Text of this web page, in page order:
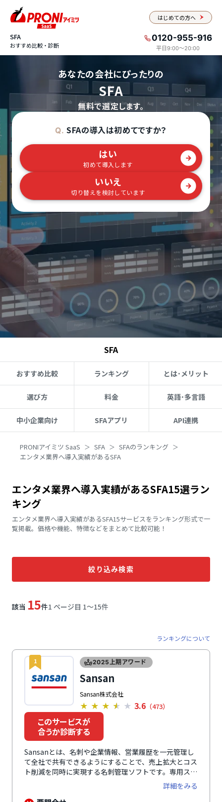
はじめての方へ
SFA
おすすめ比較・診断
0120-955-916
平日9:00〜20:00
あなたの会社にぴったりの
SFA
無料で選定します。
Q. SFAの導入は初めてですか？
はい
初めて導入します
いいえ
切り替えを検討しています
SFA
おすすめ比較 ランキング とは･メリット
選び方 料金 英語･多言語
中小企業向け SFAアプリ API連携
PRONIアイミツ SaaS SFA
SFAのランキング
エンタメ業界へ導入実績があるSFA
エンタメ業界へ導入実績があるSFA15選ラン
キング
エンタメ業界へ導入実績があるSFA15サービスをランキング形式で一
覧掲載。価格や機能、特徴などをまとめて比較可能！
絞り込み検索
該当 15件1 ページ目 1〜15件
ランキングについて
1 2025上期アワード
Sansan
Sansan株式会社
★ ★ ★ ★ ★ 3.6 （473）
このサービスが
合うか診断する
Sansanとは、名刺や企業情報、営業履歴を一元管理し
て全社で共有できるようにすることで、売上拡大とコス
ト削減を同時に実現する名刺管理ソフトです。専用スキ
ャナーまたはスマートフォンで名刺をスキャンして
Sansanに登録すると、高度なAI技術とオペレーターの
詳細をみる